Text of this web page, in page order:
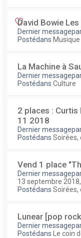
David Bowie
Dernier
Postédans Musique
La Machine à
Dernier
Postédans Culture
2 places : Curtis
11 2018
Dernier
Postédans Soirées,
Vend 1 place
Dernier
13 septembre 2018,
Postédans Soirées,
Lunear [pop
Dernier
Postédans
Le coin